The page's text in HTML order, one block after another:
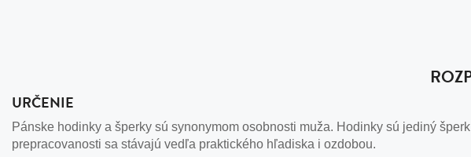
URČENIE
Pánske hodinky a šperky sú synonymom osobnosti muža. Hodinky sú jediný
prepracovanosti sa stávajú vedľa praktického hľadiska i ozdobou.